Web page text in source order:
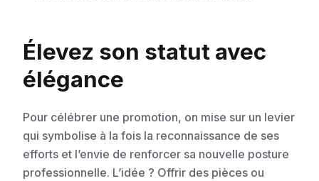
Élevez son statut avec
élégance
Pour célébrer une promotion, on mise sur un levier
qui symbolise à la fois la reconnaissance de ses
efforts et l’envie de renforcer sa nouvelle posture
professionnelle. L’idée ? Offrir des pièces ou